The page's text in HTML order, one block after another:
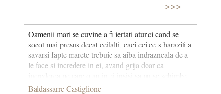
>>>
Oamenii mari se cuvine a fi iertati atunci cand se
socot mai presus decat ceilalti, caci cei ce-s haraziti a
savarsi fapte marete trebuie sa aiba indrazneala de a
le face si incredere in ei, avand grija doar ca
increderea pe care o au in ei insisi sa nu se schimbe
in cutezanta.
Baldassarre Castiglione